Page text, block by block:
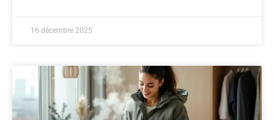
16 décembre 2025